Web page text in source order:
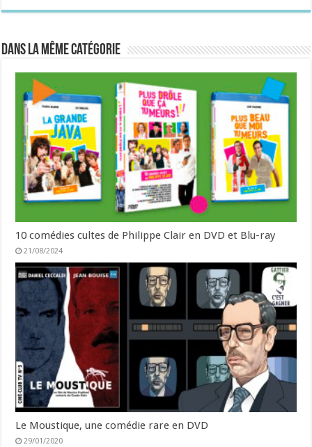
Dans la même catégorie
10 comédies cultes de Philippe Clair en DVD et Blu-ray
21/08/2024
Le Moustique, une comédie rare en DVD
29/01/2020